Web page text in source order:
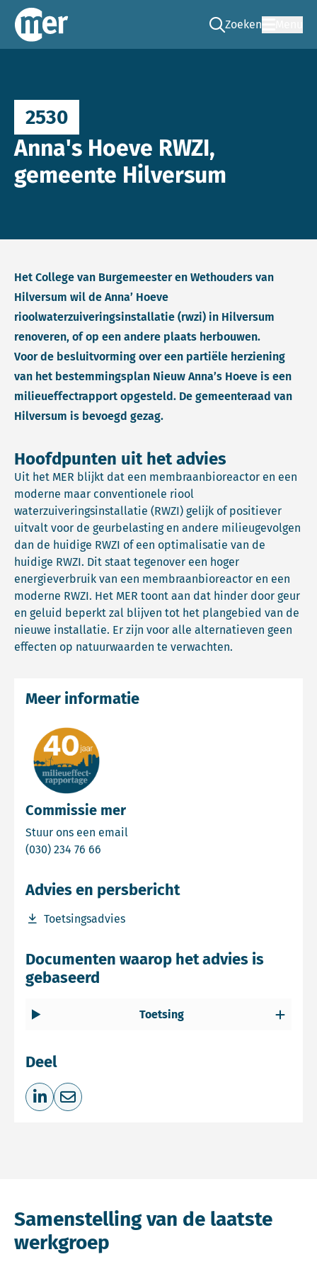
Commissie mer
Zoeken
Ga naar de zoek
2530
Anna's Hoeve RWZI,
gemeente Hilversum
Het College van Burgemeester en Wethouders van
Hilversum wil de Anna’ Hoeve
rioolwaterzuiveringsinstallatie (rwzi) in Hilversum
renoveren, of op een andere plaats herbouwen.
Voor de besluitvorming over een partiële herziening
van het bestemmingsplan Nieuw Anna’s Hoeve is een
milieueffectrapport opgesteld. De gemeenteraad van
Hilversum is bevoegd gezag.
Hoofdpunten uit het advies
Uit het MER blijkt dat een membraanbioreactor en een
moderne maar conventionele riool
waterzuiveringsinstallatie (RWZI) gelijk of positiever
uitvalt voor de geurbelasting en andere milieugevolgen
dan de huidige RWZI of een optimalisatie van de
huidige RWZI. Dit staat tegenover een hoger
energieverbruik van een membraanbioreactor en een
moderne RWZI. Het MER toont aan dat hinder door geur
en geluid beperkt zal blijven tot het plangebied van de
nieuwe installatie. Er zijn voor alle alternatieven geen
effecten op natuurwaarden te verwachten.
Commissie mer
Stuur ons een email
(030) 234 76 66
Meer informatie
Advies en persbericht
Toetsingsadvies
Download bestand Toetsingsadvies
Documenten waarop het advies is
gebaseerd
Toetsing
Deel
Deel op LinkedIn
Deel via e-mail
Samenstelling van de laatste
werkgroep